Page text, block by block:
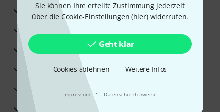
Sie können Ihre erteilte Zustimmung jederzeit
über die Cookie-Einstellungen (hier) widerrufen.
Geht klar
Cookies ablehnen Weitere Infos
Impressum · Datenschutzhinweise
3 Jahre Thomann Garantie
30 Tage Money-Back-Garantie
Reparaturservice
Beratung durch Fachexperten
Zufriedenheitsgarantie
Europas größtes Versandlager